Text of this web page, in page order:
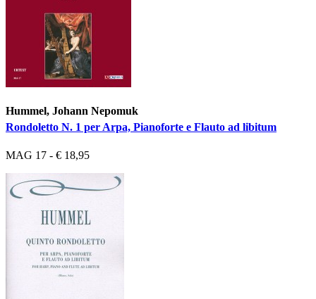
Hummel, Johann Nepomuk
Rondoletto N. 1 per Arpa, Pianoforte e Flauto ad libitum
MAG 17 - € 18,95